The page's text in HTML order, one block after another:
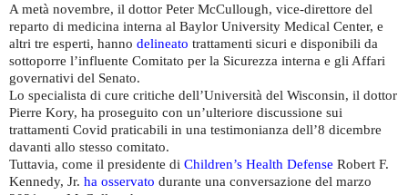
A metà novembre, il dottor Peter McCullough, vice-direttore del
reparto di medicina interna al Baylor University Medical Center, e
altri tre esperti, hanno delineato trattamenti sicuri e disponibili da
sottoporre l’influente Comitato per la Sicurezza interna e gli Affari
governativi del Senato.
Lo specialista di cure critiche dell’Università del Wisconsin, il dottor
Pierre Kory, ha proseguito con un’ulteriore discussione sui
trattamenti Covid praticabili in una testimonianza dell’8 dicembre
davanti allo stesso comitato.
Tuttavia, come il presidente di Children’s Health Defense Robert F.
Kennedy, Jr. ha osservato durante una conversazione del marzo